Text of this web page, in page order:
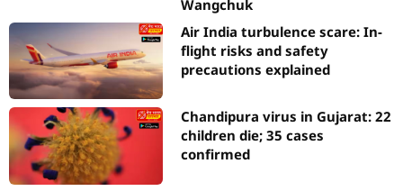
Wangchuk
Air India turbulence scare: In-
flight risks and safety
precautions explained
Chandipura virus in Gujarat: 22
children die; 35 cases
confirmed